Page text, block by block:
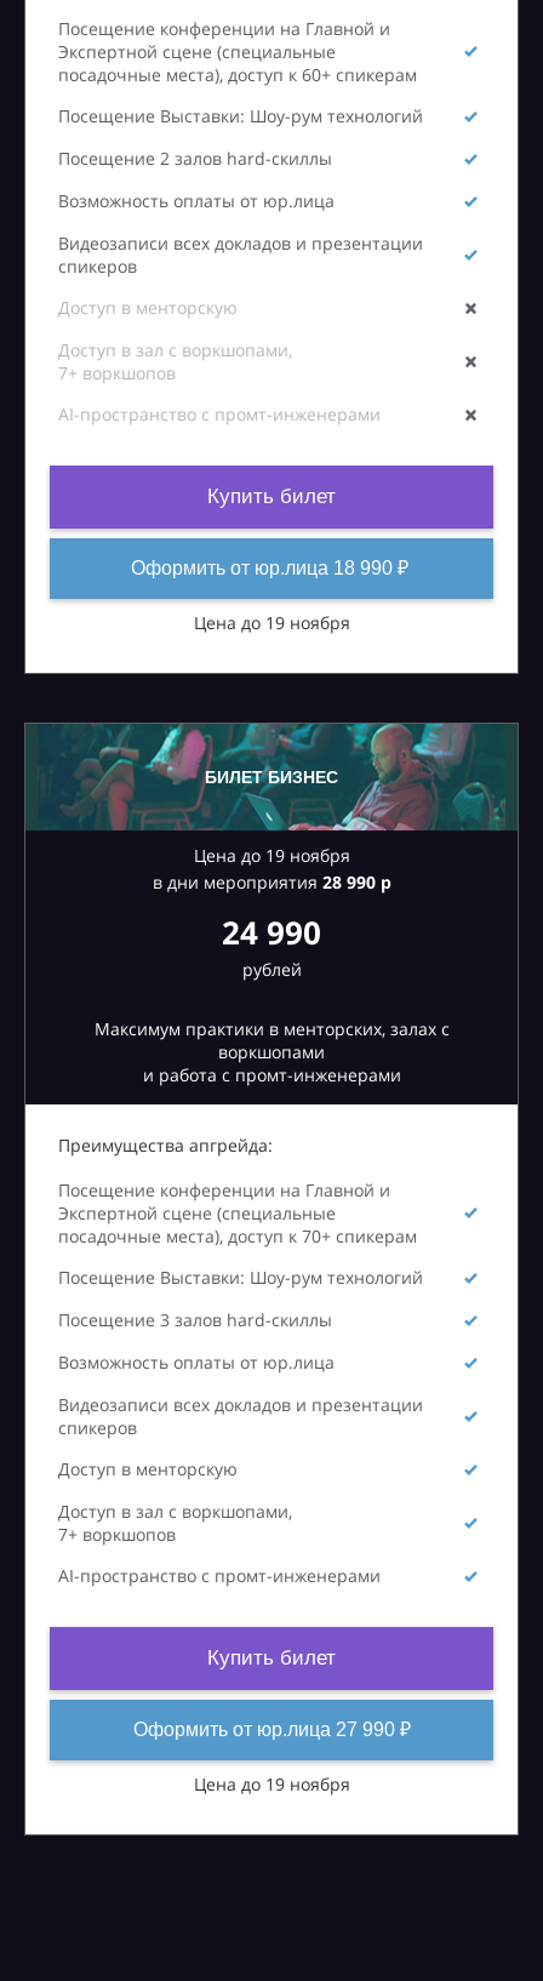
Посещение конференции на Главной и
Экспертной сцене (специальные
посадочные места), доступ к 60+ спикерам
Посещение Выставки: Шоу-рум технологий
Посещение 2 залов hard-скиллы
Возможность оплаты от юр.лица
Видеозаписи всех докладов и презентации
спикеров
Доступ в менторскую
Доступ в зал с воркшопами,
7+ воркшопов
AI-пространство с промт-инженерами
Купить билет
Оформить от юр.лица 18 990 ₽
Цена до 19 ноября
БИЛЕТ БИЗНЕС
Цена до 19 ноября
в дни мероприятия 28990 р
24 990
рублей
Максимум практики в менторских, залах с
воркшопами
и работа с промт-инженерами
Преимущества апгрейда:
Посещение конференции на Главной и
Экспертной сцене (специальные
посадочные места), доступ к 70+ спикерам
Посещение Выставки: Шоу-рум технологий
Посещение 3 залов hard-скиллы
Возможность оплаты от юр.лица
Видеозаписи всех докладов и презентации
спикеров
Доступ в менторскую
Доступ в зал с воркшопами,
7+ воркшопов
AI-пространство с промт-инженерами
Купить билет
Оформить от юр.лица 27 990 ₽
Цена до 19 ноября